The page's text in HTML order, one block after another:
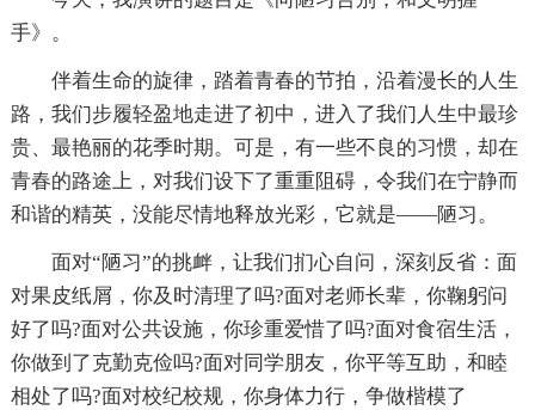
手》。
伴着生命的旋律，踏着青春的节拍，沿着漫长的人生
路，我们步履轻盈地走进了初中，进入了我们人生中最珍
贵、最艳丽的花季时期。可是，有一些不良的习惯，却在
青春的路途上，对我们设下了重重阻碍，令我们在宁静而
和谐的精英，没能尽情地释放光彩，它就是——陋习。
面对“陋习”的挑衅，让我们扪心自问，深刻反省：面
对果皮纸屑，你及时清理了吗?面对老师长辈，你鞠躬问
好了吗?面对公共设施，你珍重爱惜了吗?面对食宿生活，
你做到了克勤克俭吗?面对同学朋友，你平等互助，和睦
相处了吗?面对校纪校规，你身体力行，争做楷模了